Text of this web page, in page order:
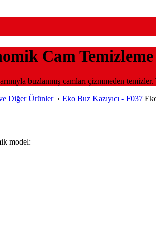
Cam
buzlanmış camları çizmmeden
Diğer Ürünler › Eko Buz Kazıyıcı - F037
model: